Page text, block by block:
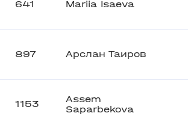
641 Mariia Isaeva
897 Арслан Таиров
1153
Assem
Saparbekova